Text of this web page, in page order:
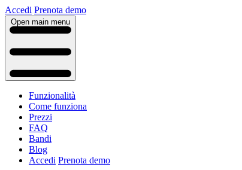
Accedi Prenota demo
Open main menu
Funzionalità
Come funziona
Prezzi
FAQ
Bandi
Blog
Accedi Prenota demo